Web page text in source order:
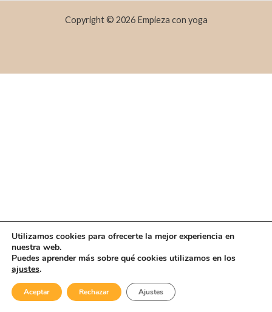
Copyright © 2026 Empieza con yoga
Utilizamos cookies para ofrecerte la mejor experiencia en
nuestra web.
Puedes aprender más sobre qué cookies utilizamos en los
ajustes.
Aceptar Rechazar Ajustes